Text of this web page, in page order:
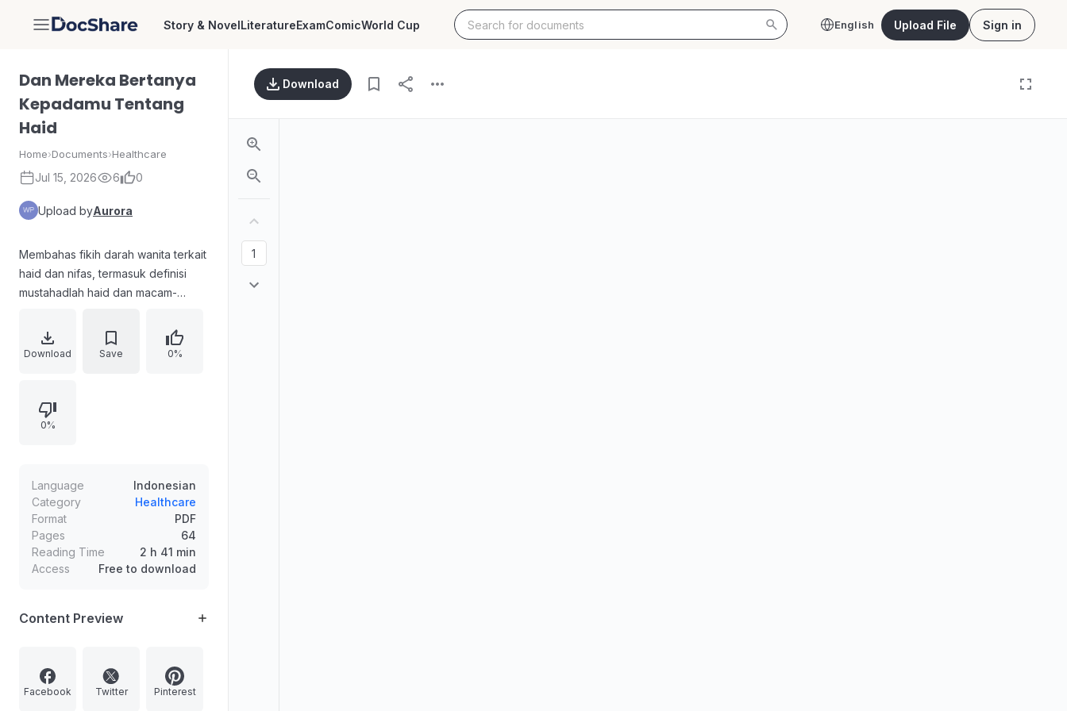
DocShare Story & NovelLiteratureExamComicWorld Cup English Upload File Sign in
Dan Mereka Bertanya
Kepadamu Tentang
Haid
Home›Documents›Healthcare
Jul 15, 2026 6 0
Upload byAurora
Membahas fikih darah wanita terkait
haid dan nifas, termasuk definisi
mustahadlah haid dan macam-
tamyiz, serta ketentuan bagi pemula
dan non-pemula sesuai kemampuan
jenis, serta hukum pada berbagai
kondisi (dapat/tidak dapat
Download Save 0%
0%
Language
Indonesian
Category
Healthcare
Format
PDF
Pages
64
Reading Time
2 h 41 min
Access
Free to download
Content Preview
Facebook Twitter Pinterest
Download